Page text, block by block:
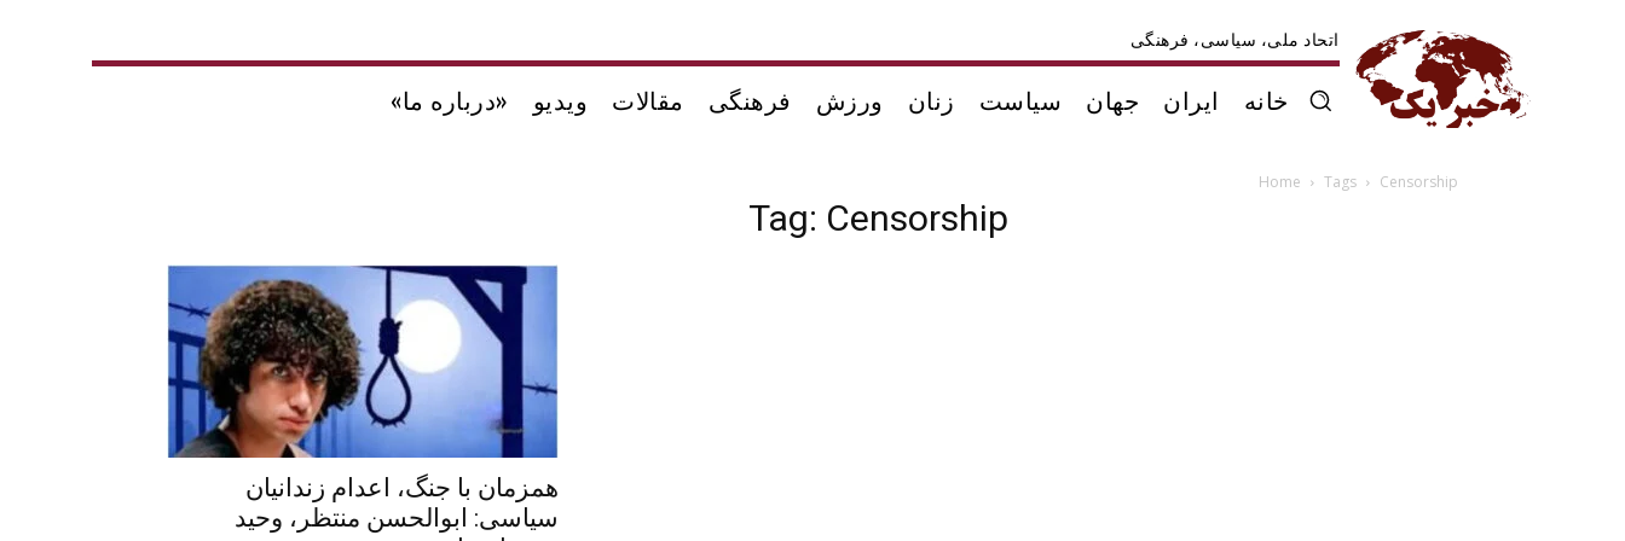
اتحاد ملی، سیاسی، فرهنگی
خانه ایران جهان سیاست زنان ورزش فرهنگی مقالات ویدیو «درباره ما»
Home Tags Censorship
Tag: Censorship
همزمان با جنگ، اعدام زندانیان
سیاسی: ابوالحسن منتظر، وحید